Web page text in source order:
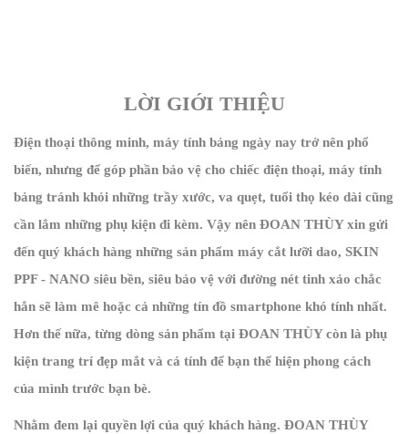
LỜI GIỚI THIỆU
Điện thoại thông minh, máy tính bảng ngày nay trở nên phổ
biến, nhưng để góp phần bảo vệ cho chiếc điện thoại, máy tính
bảng tránh khỏi những trầy xước, va quẹt, tuổi thọ kéo dài cũng
cần lắm những phụ kiện đi kèm. Vậy nên ĐOAN THÙY xin gửi
đến quý khách hàng những sản phẩm máy cắt lưỡi dao, SKIN
PPF - NANO siêu bền, siêu bảo vệ với đường nét tinh xảo chắc
hẳn sẽ làm mê hoặc cả những tín đồ smartphone khó tính nhất.
Hơn thế nữa, từng dòng sản phẩm tại ĐOAN THÙY còn là phụ
kiện trang trí đẹp mắt và cá tính để bạn thể hiện phong cách
của mình trước bạn bè.
Nhằm đem lại quyền lợi của quý khách hàng. ĐOAN THÙY